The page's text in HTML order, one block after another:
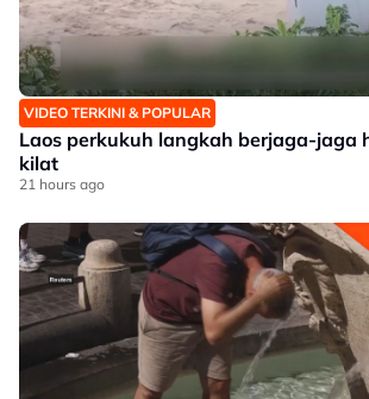
VIDEO TERKINI & POPULAR
Laos perkukuh langkah berjaga-jaga
kilat
21 hours ago